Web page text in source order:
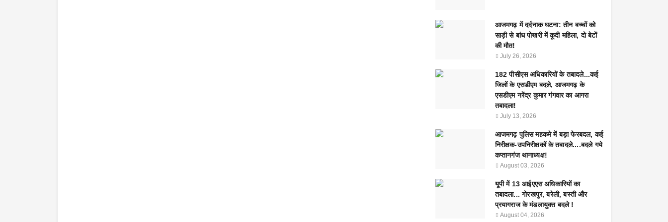
आजमगढ़ में दर्दनाक घटना: तीन बच्चों को
साड़ी से बांध पोखरी में कूदी महिला, दो बेटों
की मौत!
July 26, 2026
182 पीसीएस अधिकारियों के तबादले...कई
जिलों के एसडीएम बदले, आजमगढ़ के
एसडीएम नरेंद्र कुमार गंगवार का आगरा
तबादला!
July 13, 2026
आजमगढ़ पुलिस महकमे में बड़ा फेरबदल, कई
निरीक्षक-उपनिरीक्षकों के तबादले....बदले गये
कप्तानगंज थानाध्यक्ष!
August 03, 2026
यूपी में 13 आईएएस अधिकारियों का
तबादला... गोरखपुर, बरेली, बस्ती और
प्रयागराज के मंडलायुक्त बदले !
August 04, 2026